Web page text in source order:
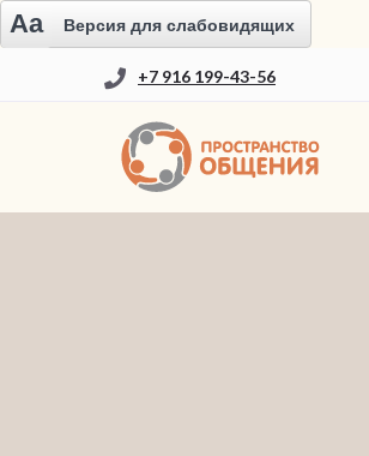
Aa Версия для слабовидящих
+7 916 199-43-56